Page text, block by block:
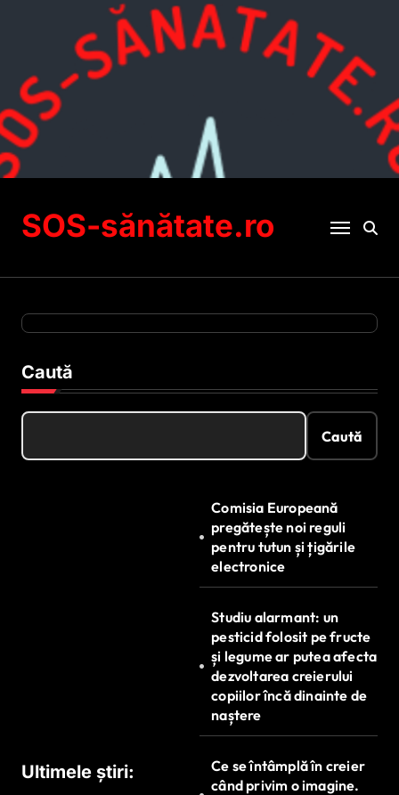
SOS-sănătate.ro
Caută
Caută
Ultimele știri:
Comisia Europeană
pregătește noi reguli
pentru tutun și țigările
electronice
Studiu alarmant: un
pesticid folosit pe fructe
și legume ar putea afecta
dezvoltarea creierului
copiilor încă dinainte de
naștere
Ce se întâmplă în creier
când privim o imagine.